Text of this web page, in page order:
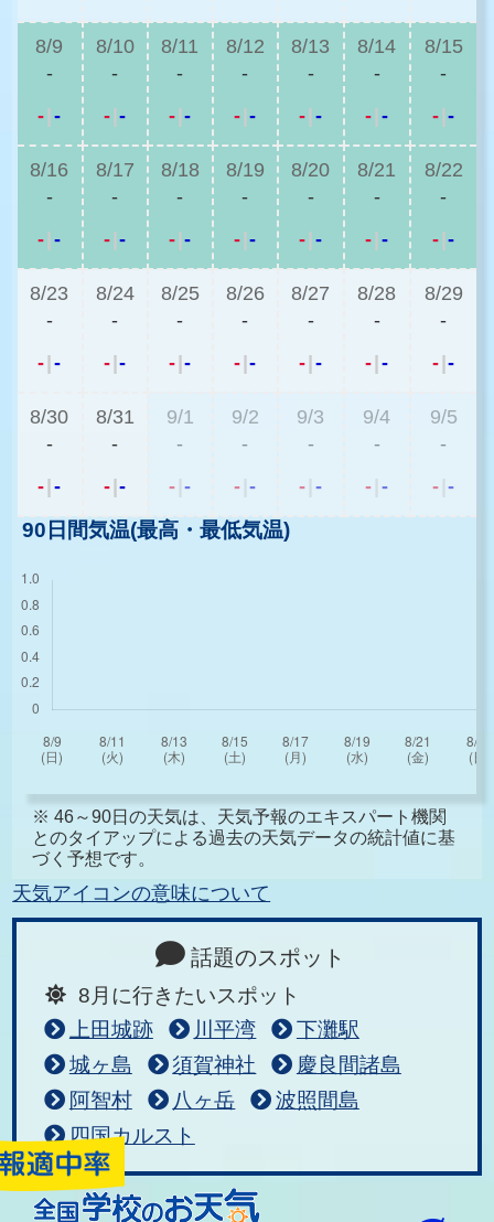
8/9
-
- -
8/10
-
- -
8/11
-
- -
8/12
-
- -
8/13
-
- -
8/14
-
- -
8/15
-
- -
8/16
-
- -
8/17
-
- -
8/18
-
- -
8/19
-
- -
8/20
-
- -
8/21
-
- -
8/22
-
- -
8/23
-
- -
8/24
-
- -
8/25
-
- -
8/26
-
- -
8/27
-
- -
8/28
-
- -
8/29
-
- -
8/30
-
- -
8/31
-
- -
9/1
-
- -
9/2
-
- -
9/3
-
- -
9/4
-
- -
9/5
-
- -
90日間気温(最高・最低気温)
※ 46～90日の天気は、天気予報のエキスパート機関
とのタイアップによる過去の天気データの統計値に基
づく予想です。
天気アイコンの意味について
話題のスポット
8月に行きたいスポット
上田城跡
川平湾
下灘駅
城ヶ島
須賀神社
慶良間諸島
阿智村
八ヶ岳
波照間島
四国カルスト